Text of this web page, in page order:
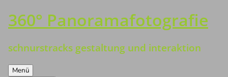
Zum
Inhalt
360° Panoramafotografie
schnurstracks gestaltung und interaktion
Menü